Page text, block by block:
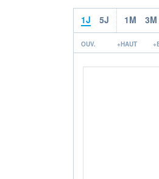
1J 5J 1M 3M
OUV. +HAUT